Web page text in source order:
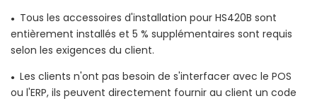
● Tous les accessoires d'installation pour HS420B sont
entièrement installés et 5 % supplémentaires sont requis
selon les exigences du client.
● Les clients n'ont pas besoin de s'interfacer avec le POS
ou l'ERP, ils peuvent directement fournir au client un code